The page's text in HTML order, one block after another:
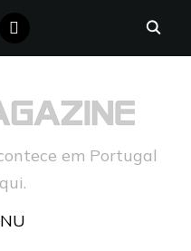
TUMBLR
em Portugal